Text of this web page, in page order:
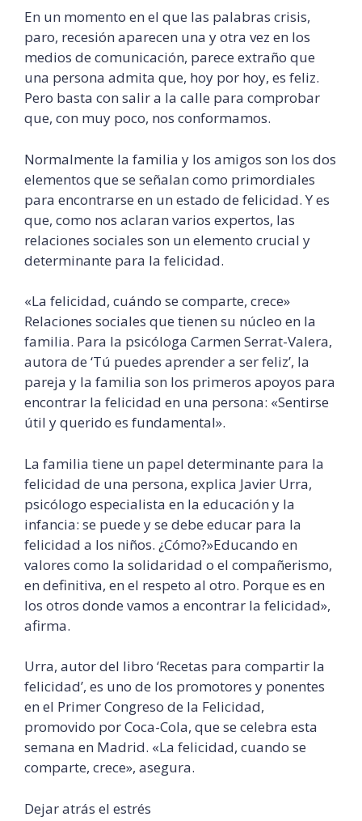
En un momento en el que las palabras crisis,
paro, recesión aparecen una y otra vez en los
medios de comunicación, parece extraño que
una persona admita que, hoy por hoy, es feliz.
Pero basta con salir a la calle para comprobar
que, con muy poco, nos conformamos.
Normalmente la familia y los amigos son los dos
elementos que se señalan como primordiales
para encontrarse en un estado de felicidad. Y es
que, como nos aclaran varios expertos, las
relaciones sociales son un elemento crucial y
determinante para la felicidad.
«La felicidad, cuándo se comparte, crece»
Relaciones sociales que tienen su núcleo en la
familia. Para la psicóloga Carmen Serrat-Valera,
autora de ‘Tú puedes aprender a ser feliz’, la
pareja y la familia son los primeros apoyos para
encontrar la felicidad en una persona: «Sentirse
útil y querido es fundamental».
La familia tiene un papel determinante para la
felicidad de una persona, explica Javier Urra,
psicólogo especialista en la educación y la
infancia: se puede y se debe educar para la
felicidad a los niños. ¿Cómo?»Educando en
valores como la solidaridad o el compañerismo,
en definitiva, en el respeto al otro. Porque es en
los otros donde vamos a encontrar la felicidad»,
afirma.
Urra, autor del libro ‘Recetas para compartir la
felicidad’, es uno de los promotores y ponentes
en el Primer Congreso de la Felicidad,
promovido por Coca-Cola, que se celebra esta
semana en Madrid. «La felicidad, cuando se
comparte, crece», asegura.
Dejar atrás el estrés